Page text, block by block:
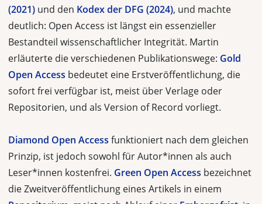
(2021) und den Kodex der DFG (2024), und machte
deutlich: Open Access ist längst ein essenzieller
Bestandteil wissenschaftlicher Integrität. Martin
erläuterte die verschiedenen Publikationswege: Gold
Open Access bedeutet eine Erstveröffentlichung, die
sofort frei verfügbar ist, meist über Verlage oder
Repositorien, und als Version of Record vorliegt.
Diamond Open Access funktioniert nach dem gleichen
Prinzip, ist jedoch sowohl für Autor*innen als auch
Leser*innen kostenfrei. Green Open Access bezeichnet
die Zweitveröffentlichung eines Artikels in einem